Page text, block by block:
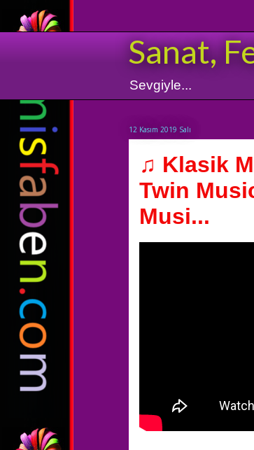
Sanat,
Sevgiyle...
12 Kasım 2019 Salı
♫ Klasik
Twin
Musi...